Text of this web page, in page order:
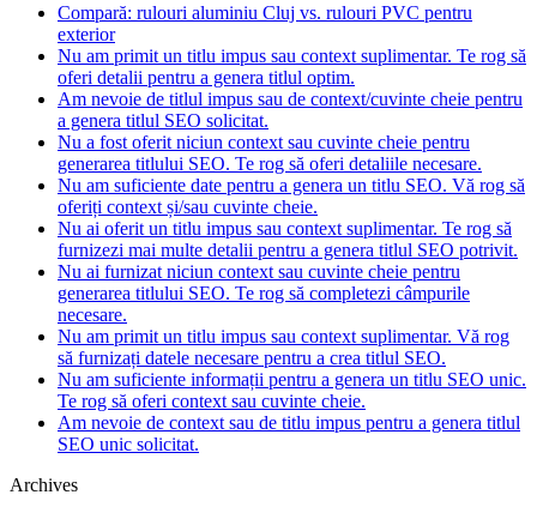
Compară: rulouri aluminiu Cluj vs. rulouri PVC pentru
exterior
Nu am primit un titlu impus sau context suplimentar. Te rog să
oferi detalii pentru a genera titlul optim.
Am nevoie de titlul impus sau de context/cuvinte cheie pentru
a genera titlul SEO solicitat.
Nu a fost oferit niciun context sau cuvinte cheie pentru
generarea titlului SEO. Te rog să oferi detaliile necesare.
Nu am suficiente date pentru a genera un titlu SEO. Vă rog să
oferiți context și/sau cuvinte cheie.
Nu ai oferit un titlu impus sau context suplimentar. Te rog să
furnizezi mai multe detalii pentru a genera titlul SEO potrivit.
Nu ai furnizat niciun context sau cuvinte cheie pentru
generarea titlului SEO. Te rog să completezi câmpurile
necesare.
Nu am primit un titlu impus sau context suplimentar. Vă rog
să furnizați datele necesare pentru a crea titlul SEO.
Nu am suficiente informații pentru a genera un titlu SEO unic.
Te rog să oferi context sau cuvinte cheie.
Am nevoie de context sau de titlu impus pentru a genera titlul
SEO unic solicitat.
Archives